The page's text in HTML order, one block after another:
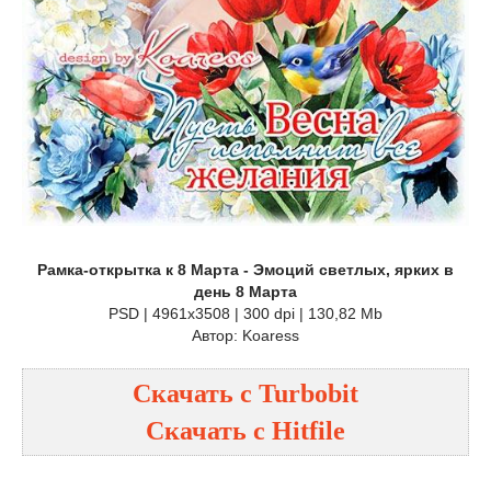
Рамка-открытка к 8 Марта - Эмоций светлых, ярких в
день 8 Марта
PSD | 4961x3508 | 300 dpi | 130,82 Mb
Автор: Koaress
Скачать с Turbobit
Скачать с Hitfile